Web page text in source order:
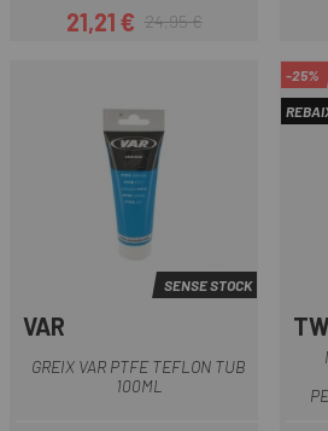
Preu
21,21 €Preu regular
24,95 €
SENSE STOCK
VAR
GREIX VAR PTFE TEFLON TUB
100ML
-25%